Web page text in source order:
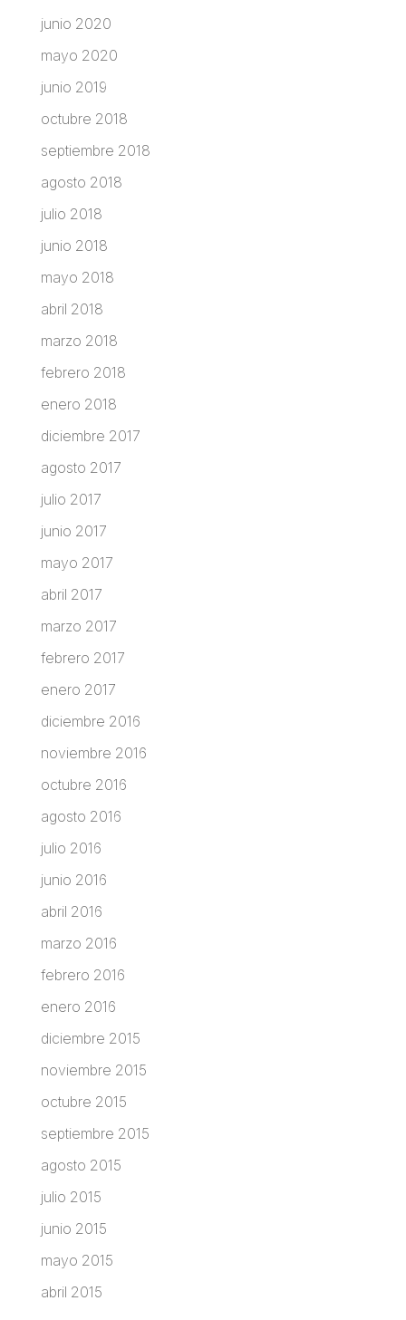
junio 2020
mayo 2020
junio 2019
octubre 2018
septiembre 2018
agosto 2018
julio 2018
junio 2018
mayo 2018
abril 2018
marzo 2018
febrero 2018
enero 2018
diciembre 2017
agosto 2017
julio 2017
junio 2017
mayo 2017
abril 2017
marzo 2017
febrero 2017
enero 2017
diciembre 2016
noviembre 2016
octubre 2016
agosto 2016
julio 2016
junio 2016
abril 2016
marzo 2016
febrero 2016
enero 2016
diciembre 2015
noviembre 2015
octubre 2015
septiembre 2015
agosto 2015
julio 2015
junio 2015
mayo 2015
abril 2015